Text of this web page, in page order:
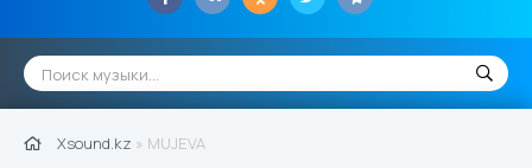
Xsound.kz » MUJEVA